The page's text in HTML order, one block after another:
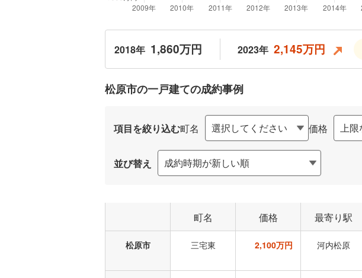
2018年 1,860万円 2023年 2,145万円
松原市の一戸建ての成約事例
項目を絞り込む町名 価格
並び替え
町名 価格 最寄り駅
松原市 三宅東 2,100万円 河内松原